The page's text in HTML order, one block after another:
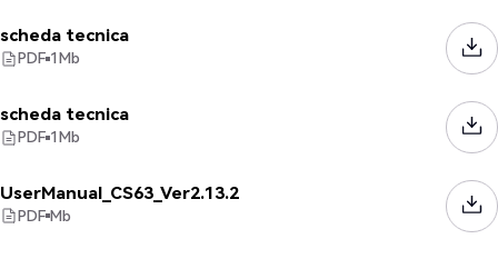
scheda tecnica
PDF 1Mb
scheda tecnica
PDF 1Mb
UserManual_CS63_Ver2.13.2
PDF Mb